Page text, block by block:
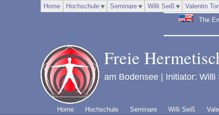
Home Hochschule Seminare Willi Seiß
Valentin
The
Freie
am Bodensee | Initiator: Willi
Home Hochschule Seminare Willi Seiß